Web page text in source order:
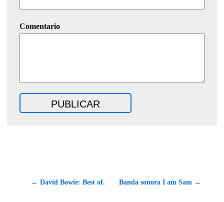
Comentario
← David Bowie: Best of. Banda sonora I am Sam →